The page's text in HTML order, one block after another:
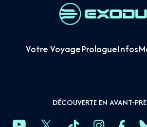
Votre VoyagePrologueInfos
DÉCOUVERTE EN AVANT-